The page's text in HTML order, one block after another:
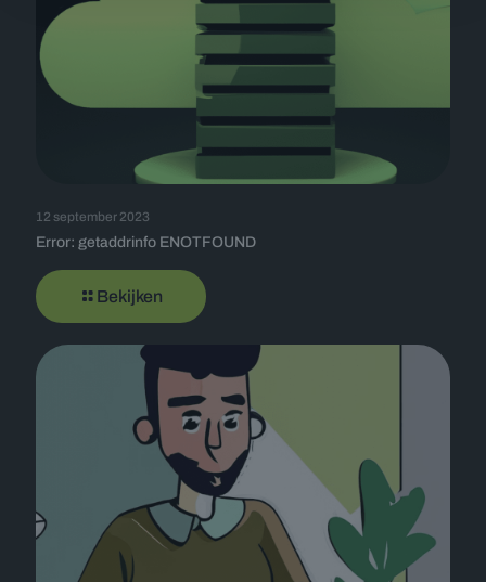
12 september 2023
Error: getaddrinfo ENOTFOUND
Bekijken